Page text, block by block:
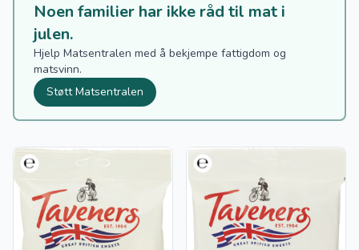
Noen familier har ikke råd til mat i
julen.
Hjelp Matsentralen med å bekjempe fattigdom og
matsvinn.
Støtt Matsentralen
Vis flere detaljer for produktet "Liquorice Allsorts 165g"
Vis flere detaljer for